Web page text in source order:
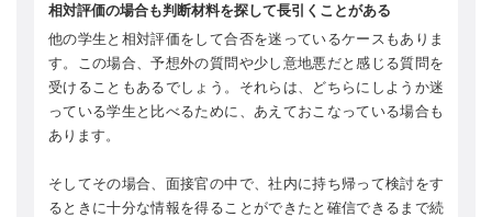
相対評価の場合も判断材料を探して長引くことがある
他の学生と相対評価をして合否を迷っているケースもありま
す。この場合、予想外の質問や少し意地悪だと感じる質問を
受けることもあるでしょう。それらは、どちらにしようか迷
っている学生と比べるために、あえておこなっている場合も
あります。
そしてその場合、面接官の中で、社内に持ち帰って検討をす
るときに十分な情報を得ることができたと確信できるまで続